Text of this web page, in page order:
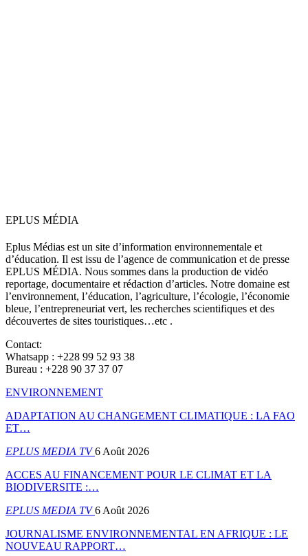
EPLUS MÉDIA
Eplus Médias est un site d’information environnementale et
d’éducation. Il est issu de l’agence de communication et de presse
EPLUS MÉDIA. Nous sommes dans la production de vidéo
reportage, documentaire et rédaction d’articles. Notre domaine est
l’environnement, l’éducation, l’agriculture, l’écologie, l’économie
bleue, l’entrepreneuriat vert, les recherches scientifiques et des
découvertes de sites touristiques…etc .
Contact:
Whatsapp : +228 99 52 93 38
Bureau : +228 90 37 37 07
ENVIRONNEMENT
ADAPTATION AU CHANGEMENT CLIMATIQUE : LA FAO
ET…
EPLUS MEDIA TV6 Août 2026
ACCES AU FINANCEMENT POUR LE CLIMAT ET LA
BIODIVERSITE :…
EPLUS MEDIA TV6 Août 2026
JOURNALISME ENVIRONNEMENTAL EN AFRIQUE : LE
NOUVEAU RAPPORT…